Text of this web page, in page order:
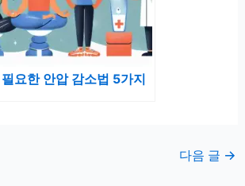
요한 안압 감소법 5가지
다음 글 →